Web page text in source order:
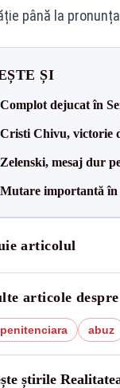
până la
ȘI
Complot dejucat în
Cristi Chivu, victorie
Zelenski, mesaj dur
Mutare importantă în
articolul
articole despre
abuz
știrile